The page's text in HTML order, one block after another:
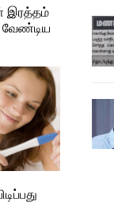
இரத்தம்
வேண்டிய